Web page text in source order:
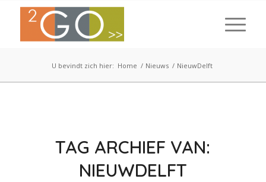
U bevindt zich hier: Home / Nieuws / NieuwDelft
TAG ARCHIEF VAN:
NIEUWDELFT